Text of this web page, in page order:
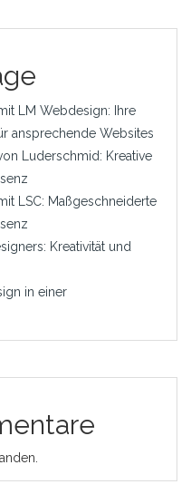
LM Webdesign: Ihre
ansprechende Websites
Luderschmid: Kreative
LSC: Maßgeschneiderte
Kreativität und
in einer